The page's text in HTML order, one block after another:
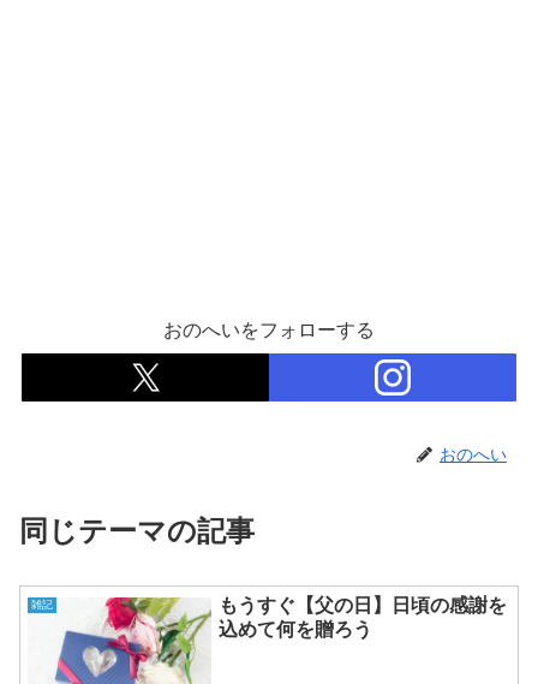
おのへいをフォローする
おのへい
同じテーマの記事
雑記
もうすぐ【父の日】日頃の感謝を
込めて何を贈ろう